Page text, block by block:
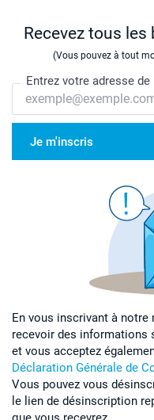
Recevez tous
(Vous pouvez à tout
Entrez votre adresse
Je m'inscris
En vous inscrivant à notre
recevoir des informations
et vous acceptez
Déclaration Générale de
Vous pouvez vous
le lien de désinscription